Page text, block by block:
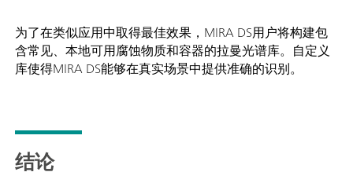
为了在类似应用中取得最佳效果，MIRA DS用户将构建包
含常见、本地可用腐蚀物质和容器的拉曼光谱库。自定义
库使得MIRA DS能够在真实场景中提供准确的识别。
结论